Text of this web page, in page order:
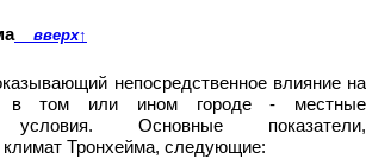
вверх↑
непосредственное влияние на
в том или ином городе - местные
условия. Основные показатели,
Тронхейма, следующие: